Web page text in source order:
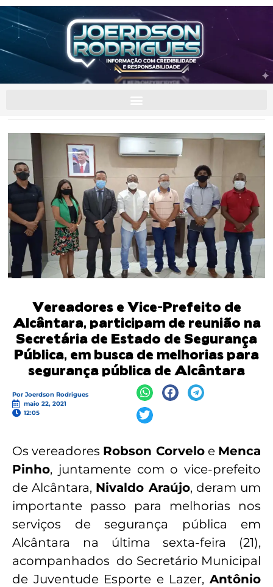
Vereadores e Vice-Prefeito de
Alcântara, participam de reunião na
Secretária de Estado de Segurança
Pública, em busca de melhorias para
segurança pública de Alcântara
Por Joerdson Rodrigues
maio 22, 2021
12:05
Os vereadores Robson Corveloe Menca
Pinho, juntamente com o vice-prefeito
de Alcântara, Nivaldo Araújo, deram um
importante passo para melhorias nos
serviços de segurança pública em
Alcântara na última sexta-feira (21),
acompanhados do Secretário Municipal
de Juventude Esporte e Lazer, Antônio